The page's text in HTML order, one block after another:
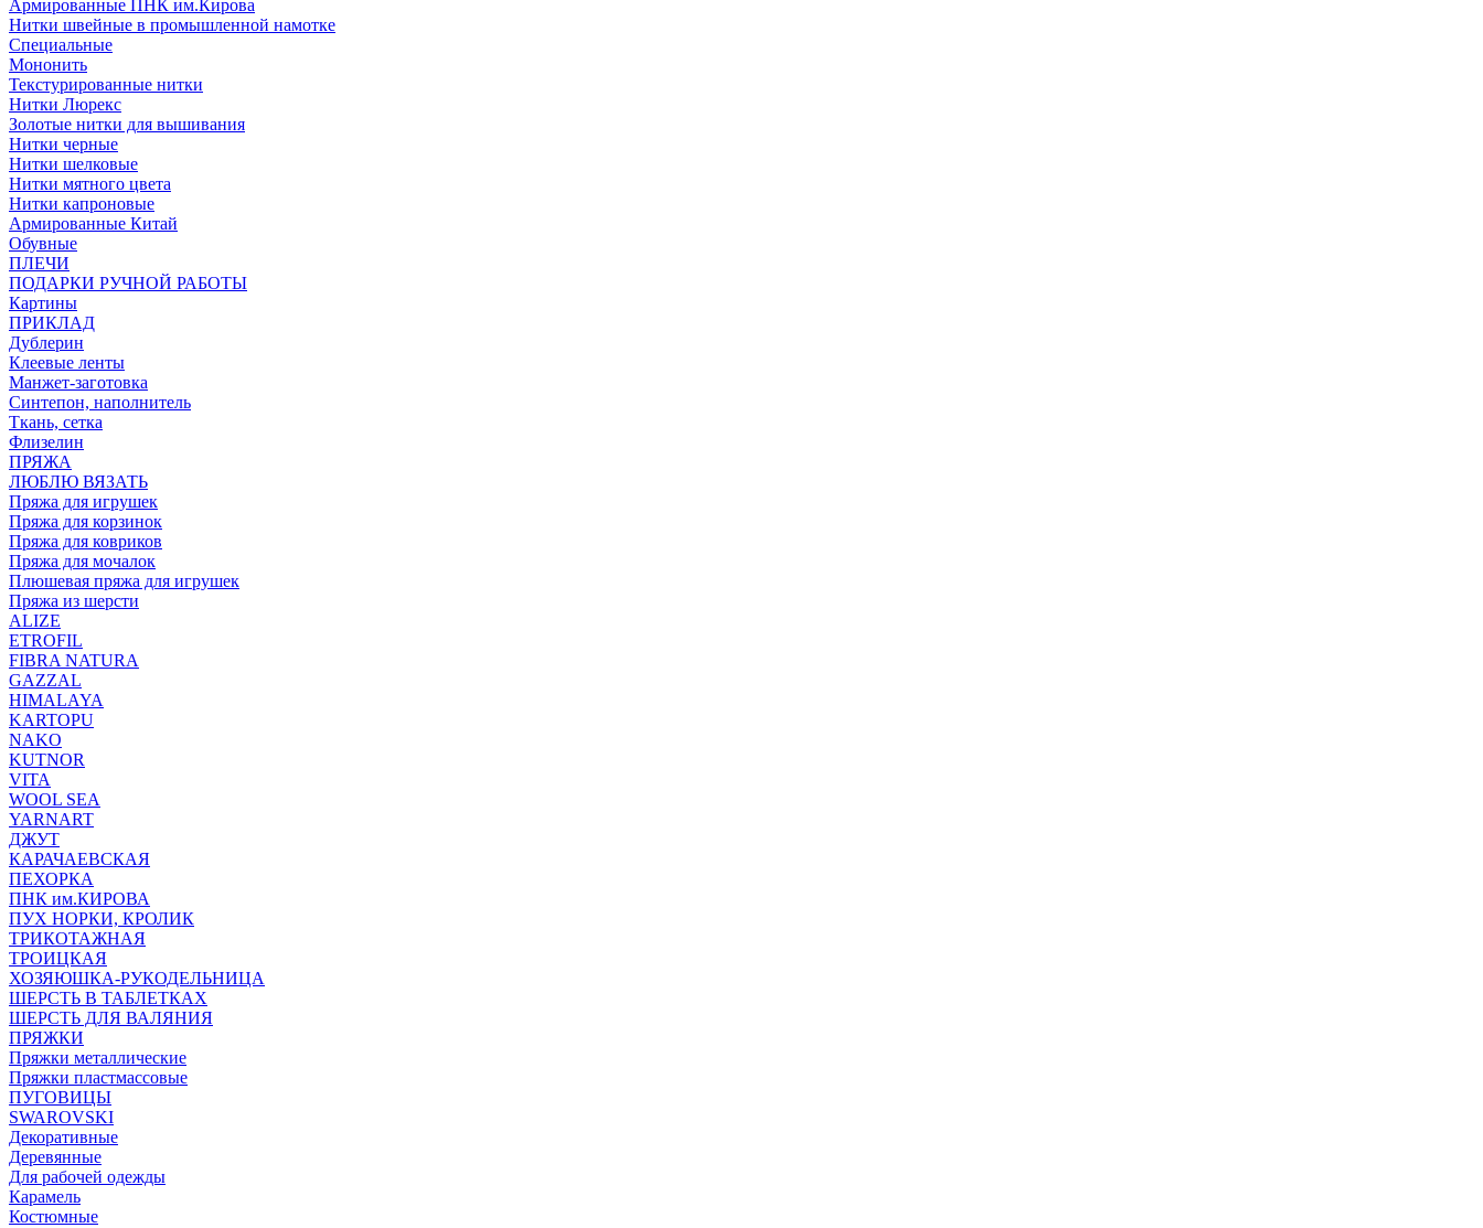
Армированные ПНК им.Кирова
Нитки швейные в промышленной намотке
Специальные
Мононить
Текстурированные нитки
Нитки Люрекс
Золотые нитки для вышивания
Нитки черные
Нитки шелковые
Нитки мятного цвета
Нитки капроновые
Армированные Китай
Обувные
ПЛЕЧИ
ПОДАРКИ РУЧНОЙ РАБОТЫ
Картины
ПРИКЛАД
Дублерин
Клеевые ленты
Манжет-заготовка
Синтепон, наполнитель
Ткань, сетка
Флизелин
ПРЯЖА
ЛЮБЛЮ ВЯЗАТЬ
Пряжа для игрушек
Пряжа для корзинок
Пряжа для ковриков
Пряжа для мочалок
Плюшевая пряжа для игрушек
Пряжа из шерсти
ALIZE
ETROFIL
FIBRA NATURA
GAZZAL
HIMALAYA
KARTOPU
NAKO
KUTNOR
VITA
WOOL SEA
YARNART
ДЖУТ
КАРАЧАЕВСКАЯ
ПЕХОРКА
ПНК им.КИРОВА
ПУХ НОРКИ, КРОЛИК
ТРИКОТАЖНАЯ
ТРОИЦКАЯ
ХОЗЯЮШКА-РУКОДЕЛЬНИЦА
ШЕРСТЬ В ТАБЛЕТКАХ
ШЕРСТЬ ДЛЯ ВАЛЯНИЯ
ПРЯЖКИ
Пряжки металлические
Пряжки пластмассовые
ПУГОВИЦЫ
SWAROVSKI
Декоративные
Деревянные
Для рабочей одежды
Карамель
Костюмные